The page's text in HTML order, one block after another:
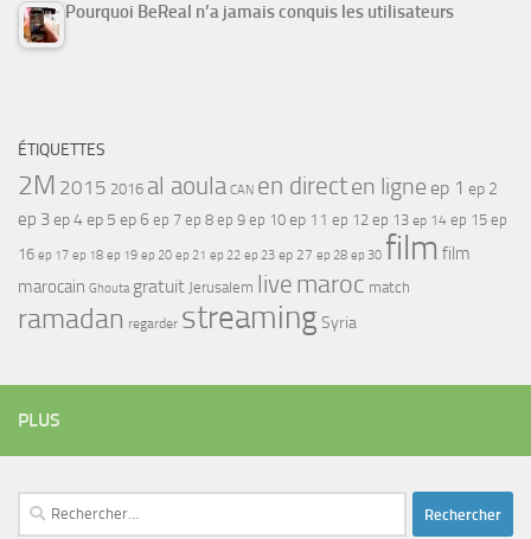
Pourquoi BeReal n’a jamais conquis les utilisateurs
ÉTIQUETTES
2M 2015 2016 al aoula CAN en directen ligne ep 1 ep 2
ep 3ep 4ep 5 ep 6 ep 7 ep 8 ep 9 ep 10 ep 11 ep 12 ep 13 ep 14 ep 15 ep
16 ep 17 ep 18 ep 19 ep 20 ep 21 ep 22 ep 23 ep 27 ep 28 ep 30 film film
marocain Ghouta gratuit Jerusalem live maroc match
ramadan regarder streamingSyria
PLUS
Rechercher :